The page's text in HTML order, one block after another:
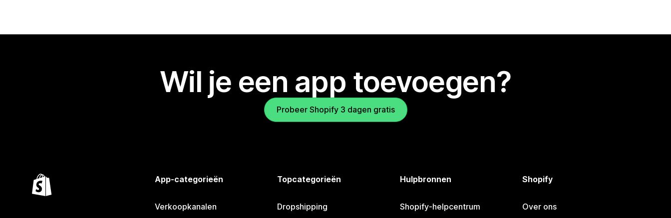
Wil je een app toevoegen?
Probeer Shopify 3 dagen gratis
App-categorieën
Verkoopkanalen
Topcategorieën
Dropshipping
Hulpbronnen
Shopify-helpcentrum
Shopify
Over ons